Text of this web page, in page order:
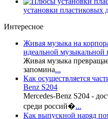
установки пластиковых
Интересное
Живая музыка на
идеальной
Живая музыка
запомина...
Как осуществляется
Benz S204
Mercedes-Benz S204 -
среди россий�...
Как выпускной наряд